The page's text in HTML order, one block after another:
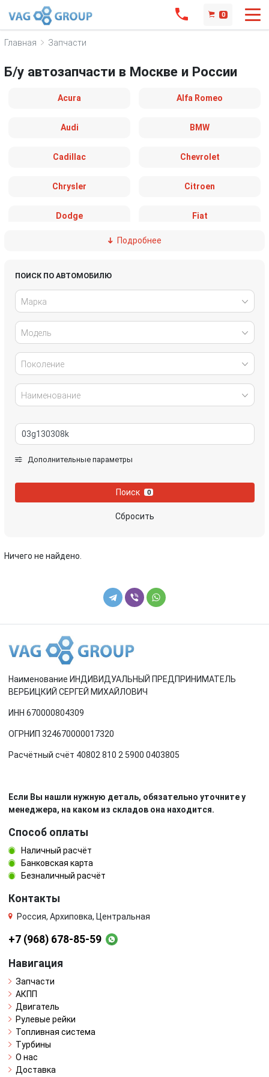
0
Главная Запчасти
Б/у автозапчасти в Москве и России
Acura Alfa Romeo
Audi BMW
Cadillac Chevrolet
Chrysler Citroen
Dodge Fiat
Honda
Kia
Land Rover
Mazda Mercedes-Benz
Nissan Opel
Toyota
Volvo
Подробнее
ПОИСК ПО АВТОМОБИЛЮ
Марка
Модель
Поколение
Наименование
Дополнительные параметры
Поиск 0
Сбросить
Ничего не найдено.
Наименование ИНДИВИДУАЛЬНЫЙ ПРЕДПРИНИМАТЕЛЬ
ВЕРБИЦКИЙ СЕРГЕЙ МИХАЙЛОВИЧ
ИНН 670000804309
ОГРНИП 324670000017320
Расчётный счёт 40802 810 2 5900 0403805
Если Вы нашли нужную деталь, обязательно уточните у
менеджера, на каком из складов она находится.
Способ оплаты
Наличный расчёт
Банковская карта
Безналичный расчёт
Контакты
Россия, Архиповка, Центральная
+7 (968) 678-85-59
Навигация
Запчасти
АКПП
Двигатель
Рулевые рейки
Топливная система
Турбины
О нас
Доставка